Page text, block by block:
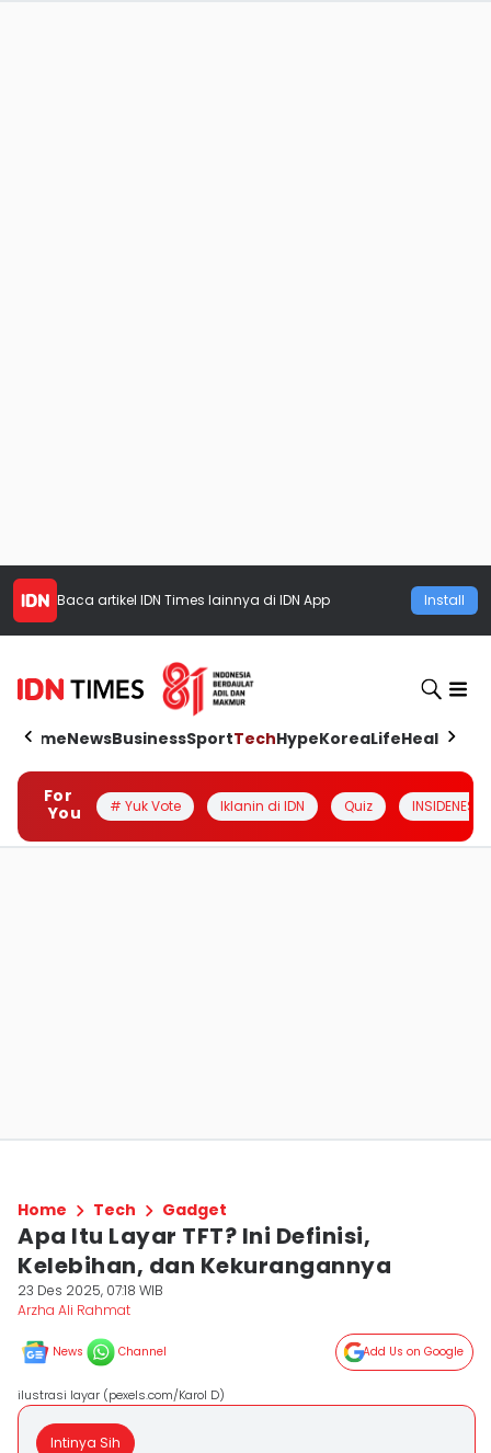
Baca artikel IDN Times lainnya di IDN App Install
HomeNewsBusinessSportTechHypeKoreaLifeHealth
For
You
# Yuk Vote Iklanin di IDN Quiz INSIDENESIA
Home Tech Gadget
Apa Itu Layar TFT? Ini Definisi,
Kelebihan, dan Kekurangannya
23 Des 2025, 07:18 WIB
Arzha Ali Rahmat
News Channel Add Us on Google
ilustrasi layar (pexels.com/Karol D)
Intinya Sih